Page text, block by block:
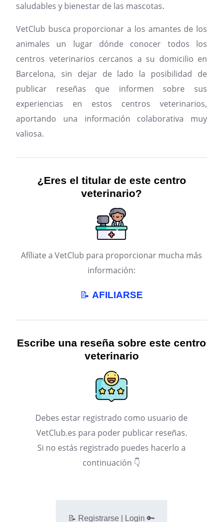
saludables y bienestar de las mascotas.
VetClub busca proporcionar a los amantes de los
animales un lugar dónde conocer todos los
centros veterinarios cercanos a su domicilio en
Barcelona, sin dejar de lado la posibilidad de
publicar reseñas que informen sobre sus
experiencias en estos centros veterinarios,
aportando una información colaborativa muy
valiosa.
¿Eres el titular de este centro
veterinario?
Afíliate a VetClub para proporcionar mucha más
información:
📝 AFILIARSE
Escribe una reseña sobre este centro
veterinario
Debes estar registrado como usuario de
VetClub.es para poder publicar reseñas.
Si no estás registrado puedes hacerlo a
continuación 👇
📝 Registrarse | Login 🔑